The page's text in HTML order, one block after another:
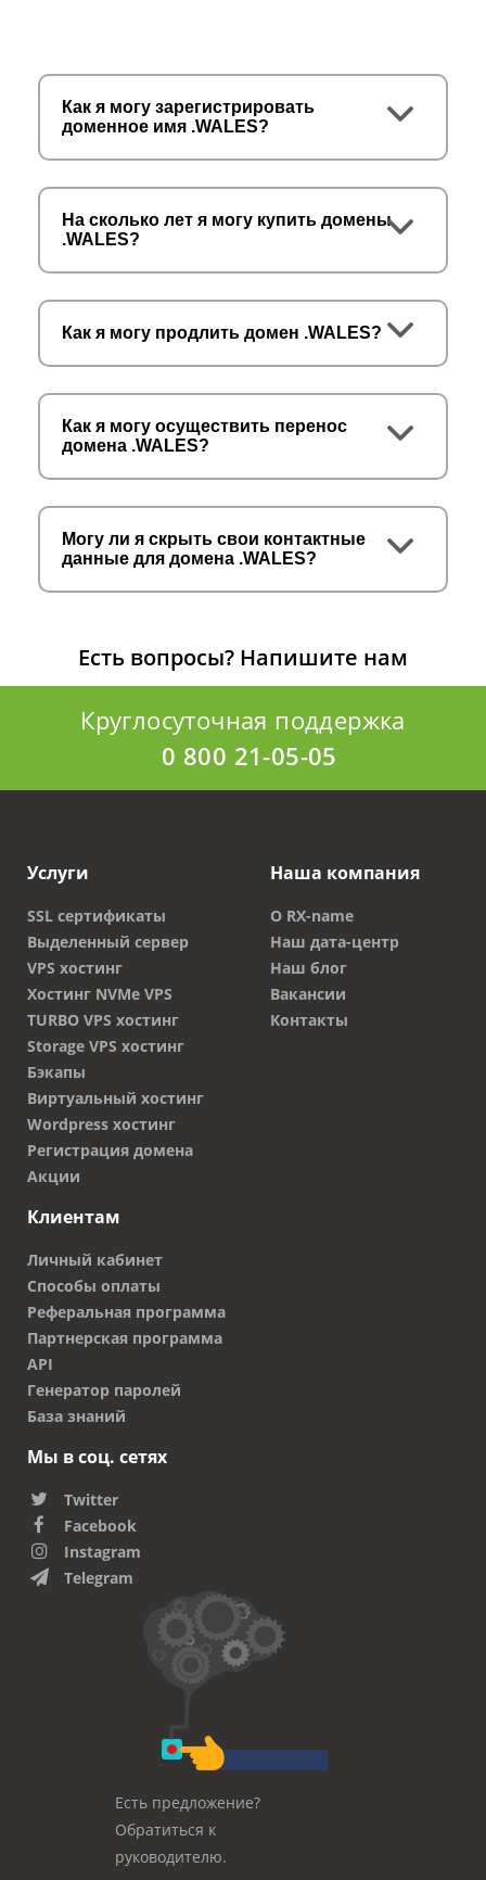
Как я могу зарегистрировать
доменное имя .WALES?
На сколько лет я могу купить домены
.WALES?
Как я могу продлить домен .WALES?
Как я могу осуществить перенос
домена .WALES?
Могу ли я скрыть свои контактные
данные для домена .WALES?
Есть вопросы? Напишите нам
Круглосуточная поддержка
0 800 21-05-05
Услуги
SSL сертификаты
Выделенный сервер
VPS хостинг
Хостинг NVMe VPS
TURBO VPS хостинг
Storage VPS хостинг
Бэкапы
Виртуальный хостинг
Wordpress хостинг
Регистрация домена
Акции
Наша компания
О RX-name
Наш дата-центр
Наш блог
Вакансии
Контакты
Клиентам
Личный кабинет
Способы оплаты
Реферальная программа
Партнерская программа
API
Генератор паролей
База знаний
Мы в соц. сетях
Twitter
Facebook
Instagram
Telegram
Есть предложение?
Обратиться к
руководителю.